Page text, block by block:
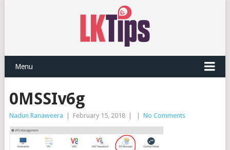
Menu
0MSSIv6g
Nadun Ranaweera February 15, 2018 No Comments